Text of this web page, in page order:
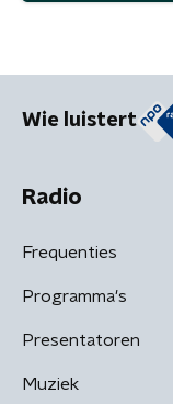
Wie luistert
Radio
Frequenties
Programma's
Presentatoren
Muziek